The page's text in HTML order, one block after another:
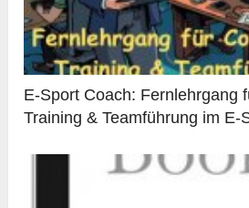
E-Sport Coach: Fernlehrgang
Training & Teamführung im E-